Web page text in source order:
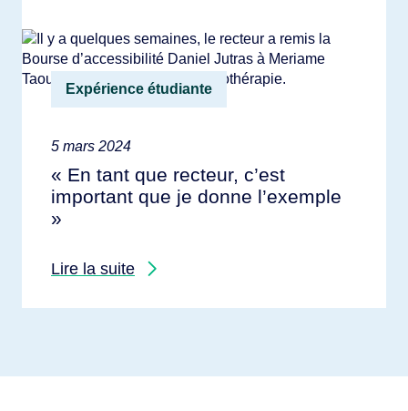
Expérience étudiante
5 mars 2024
« En tant que recteur, c’est
important que je donne l’exemple
»
Lire la suite